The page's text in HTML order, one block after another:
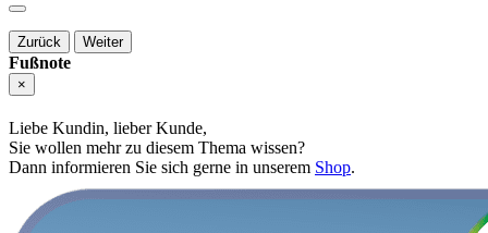
Zurück Weiter
Fußnote
×
Liebe Kundin, lieber Kunde,
Sie wollen mehr zu diesem Thema wissen?
Dann informieren Sie sich gerne in unserem Shop.